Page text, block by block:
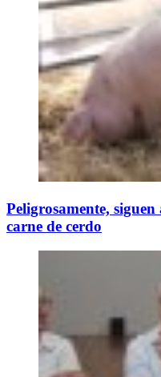
Peligrosamente,
carne de cerdo